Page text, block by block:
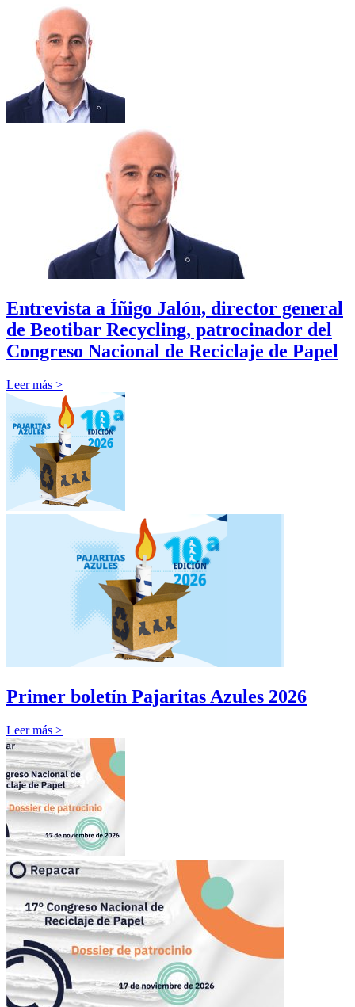
Entrevista a Íñigo Jalón, director general
de Beotibar Recycling, patrocinador del
Congreso Nacional de Reciclaje de Papel
Leer más >
Primer boletín Pajaritas Azules 2026
Leer más >